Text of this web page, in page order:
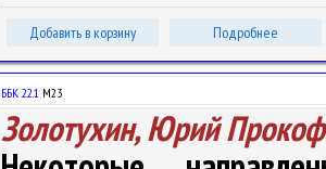
Добавить в корзину Подробнее
ББК 22.1 М23
Золотухин, Юрий